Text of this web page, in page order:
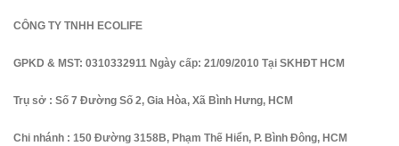
CÔNG TY TNHH ECOLIFE
GPKD & MST: 0310332911 Ngày cấp: 21/09/2010 Tại SKHĐT HCM
Trụ sở : Số 7 Đường Số 2, Gia Hòa, Xã Bình Hưng, HCM
Chi nhánh : 150 Đường 3158B, Phạm Thế Hiển, P. Bình Đông, HCM